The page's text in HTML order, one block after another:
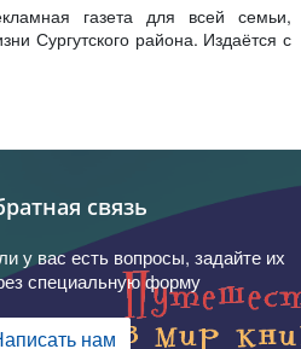
газета для всей семьи,
Сургутского района. Издаётся с
связь
у вас есть вопросы, задайте их
специальную форму
нам